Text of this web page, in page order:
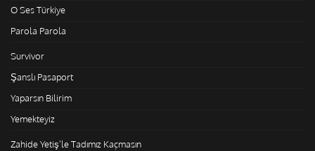
O Ses Türkiye
Parola Parola
Survivor
Şanslı Pasaport
Yaparsın Bilirim
Yemekteyiz
Zahide Yetiş'le Tadımız Kaçmasın